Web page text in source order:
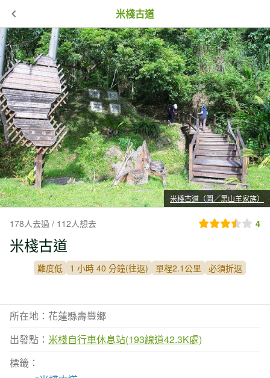
米棧古道
米棧古道（圖／黑山羊家族）
178人去過 / 112人想去 4
米棧古道
難度低 1 小時 40 分鐘(往返) 單程2.1公里 必須折返
所在地：花蓮縣壽豐鄉
出發點： 米棧自行車休息站(193線道42.3K處)
標籤：